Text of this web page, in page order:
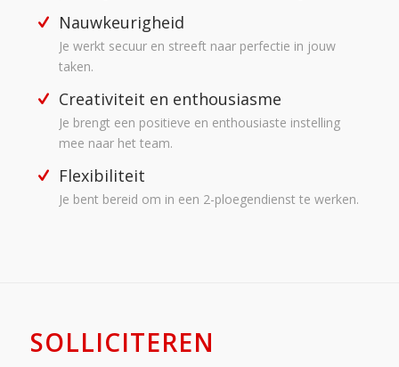
Nauwkeurigheid
Je werkt secuur en streeft naar perfectie in jouw
taken.
Creativiteit en enthousiasme
Je brengt een positieve en enthousiaste instelling
mee naar het team.
Flexibiliteit
Je bent bereid om in een 2-ploegendienst te werken.
SOLLICITEREN